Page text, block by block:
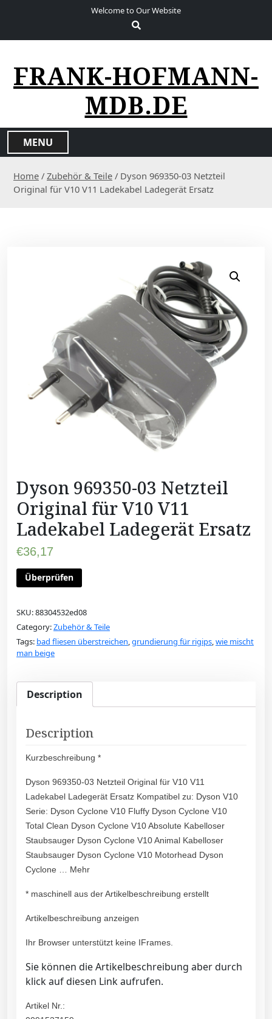
Welcome to Our Website
FRANK-HOFMANN-
MDB.DE
MENU
Home / Zubehör & Teile / Dyson 969350-03 Netzteil
Original für V10 V11 Ladekabel Ladegerät Ersatz
Dyson 969350-03 Netzteil
Original für V10 V11
Ladekabel Ladegerät Ersatz
€36,17
Überprüfen
SKU:88304532ed08
Category:Zubehör & Teile
Tags: bad fliesen überstreichen,grundierung für rigips,wie mischt
man beige
Description
Description
Kurzbeschreibung *
Dyson 969350-03 Netzteil Original für V10 V11
Ladekabel Ladegerät Ersatz Kompatibel zu: Dyson V10
Serie: Dyson Cyclone V10 Fluffy Dyson Cyclone V10
Total Clean Dyson Cyclone V10 Absolute Kabelloser
Staubsauger Dyson Cyclone V10 Animal Kabelloser
Staubsauger Dyson Cyclone V10 Motorhead Dyson
Cyclone … Mehr
* maschinell aus der Artikelbeschreibung erstellt
Artikelbeschreibung anzeigen
Ihr Browser unterstützt keine IFrames.
Sie können die Artikelbeschreibung aber durch
klick auf diesen Link aufrufen.
Artikel Nr.: